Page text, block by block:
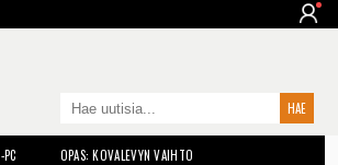
OPAS: KOVALEVYN VAIHTO